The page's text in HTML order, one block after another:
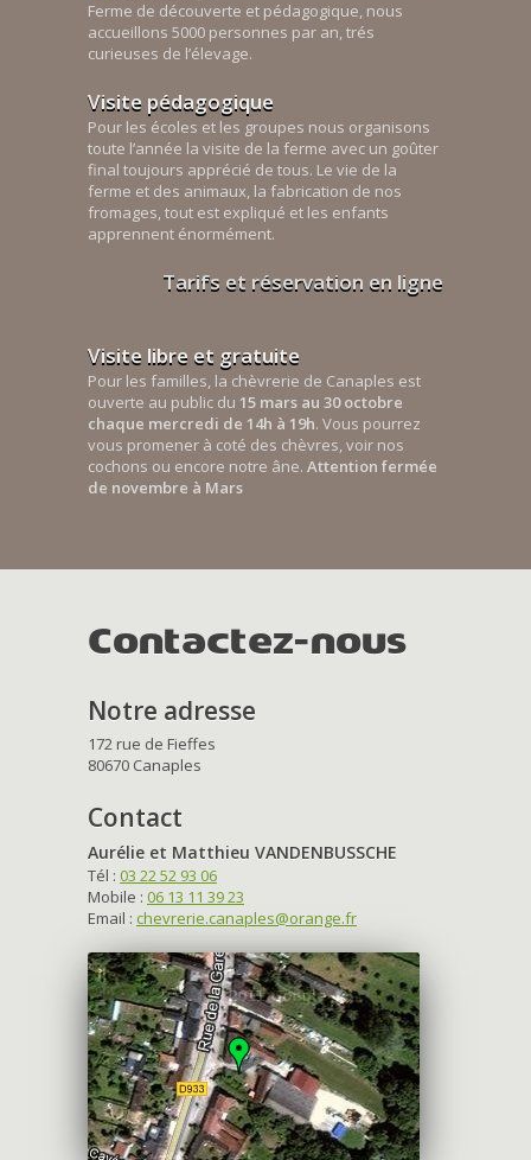
Ferme de découverte et pédagogique, nous
accueillons 5000 personnes par an, trés
curieuses de l’élevage.
Visite pédagogique
Pour les écoles et les groupes nous organisons
toute l’année la visite de la ferme avec un goûter
final toujours apprécié de tous. Le vie de la
ferme et des animaux, la fabrication de nos
fromages, tout est expliqué et les enfants
apprennent énormément.
Tarifs et réservation en ligne
Visite libre et gratuite
Pour les familles, la chèvrerie de Canaples est
ouverte au public du 15 mars au 30 octobre
chaque mercredi de 14h à 19h. Vous pourrez
vous promener à coté des chèvres, voir nos
cochons ou encore notre âne. Attention fermée
de novembre à Mars
Contactez-nous
Notre adresse
172 rue de Fieffes
80670 Canaples
Contact
Aurélie et Matthieu VANDENBUSSCHE
Tél : 03 22 52 93 06
Mobile : 06 13 11 39 23
Email : chevrerie.canaples@orange.fr